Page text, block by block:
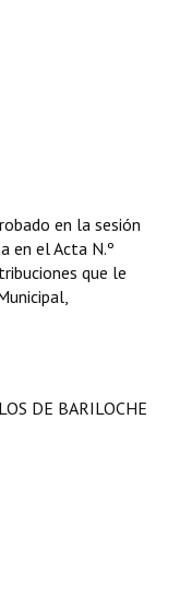
en la sesión
en el Acta N.º
que le
DE BARILOCHE